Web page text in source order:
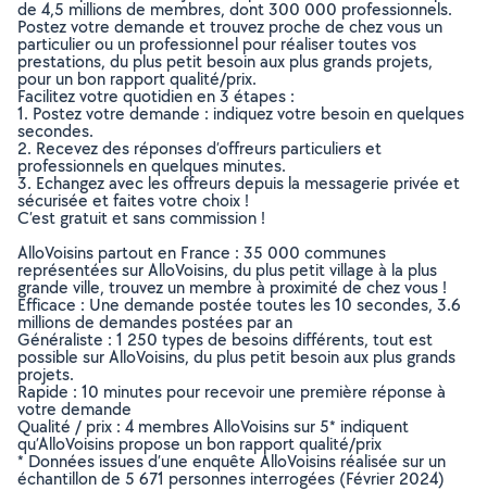
de 4,5 millions de membres, dont 300 000 professionnels.
Postez votre demande et trouvez proche de chez vous un
particulier ou un professionnel pour réaliser toutes vos
prestations, du plus petit besoin aux plus grands projets,
pour un bon rapport qualité/prix.
Facilitez votre quotidien en 3 étapes :
1. Postez votre demande : indiquez votre besoin en quelques
secondes.
2. Recevez des réponses d’offreurs particuliers et
professionnels en quelques minutes.
3. Echangez avec les offreurs depuis la messagerie privée et
sécurisée et faites votre choix !
C’est gratuit et sans commission !
AlloVoisins partout en France : 35 000 communes
représentées sur AlloVoisins, du plus petit village à la plus
grande ville, trouvez un membre à proximité de chez vous !
Efficace : Une demande postée toutes les 10 secondes, 3.6
millions de demandes postées par an
Généraliste : 1 250 types de besoins différents, tout est
possible sur AlloVoisins, du plus petit besoin aux plus grands
projets.
Rapide : 10 minutes pour recevoir une première réponse à
votre demande
Qualité / prix : 4 membres AlloVoisins sur 5* indiquent
qu’AlloVoisins propose un bon rapport qualité/prix
* Données issues d’une enquête AlloVoisins réalisée sur un
échantillon de 5 671 personnes interrogées (Février 2024)